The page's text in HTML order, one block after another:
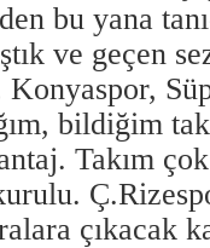
bu yana
ve geçen
Konyaspor,
bildiğim
Takım
çıkacak